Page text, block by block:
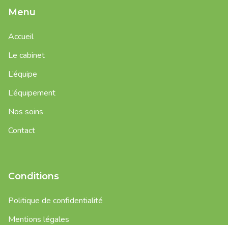
Menu
Accueil
Le cabinet
L’équipe
L’équipement
Nos soins
Contact
Conditions
Politique de confidentialité
Mentions légales